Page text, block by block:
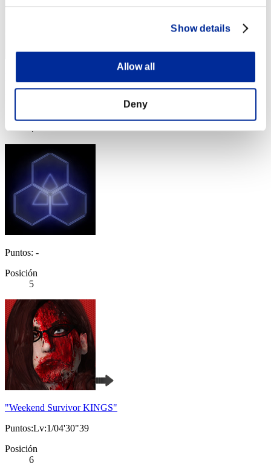
Show details
Allow all
Deny
Posición
4
Puntos: -
Posición
5
"Weekend Survivor KINGS"
Puntos:Lv:1/04'30"39
Posición
6